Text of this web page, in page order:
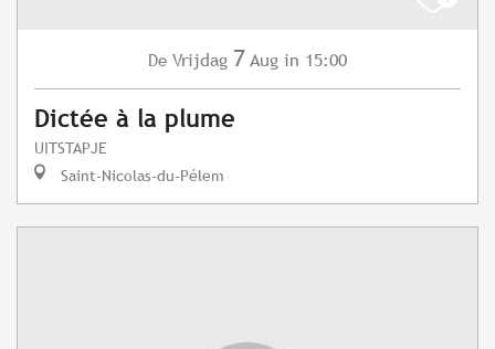
De Vrijdag 7 Aug in 15:00
Dictée à la plume
UITSTAPJE
Saint-Nicolas-du-Pélem